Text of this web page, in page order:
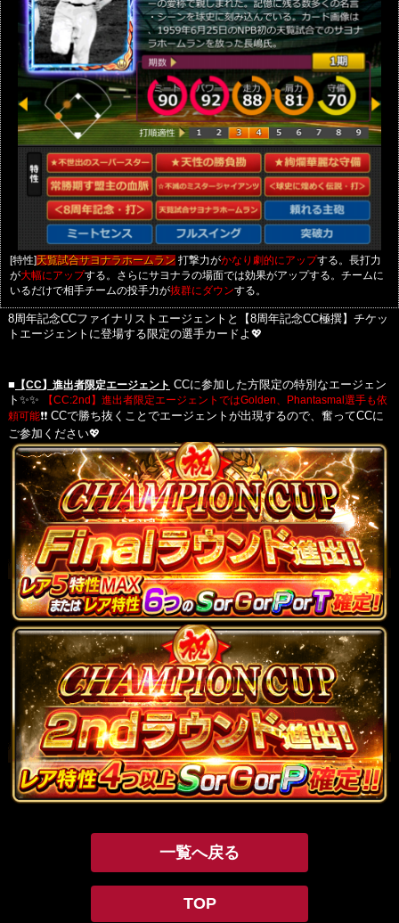
[特性]天覧試合サヨナラホームラン 打撃力がかなり劇的にアップする。長打力
が大幅にアップする。さらにサヨナラの場面では効果がアップする。チームに
いるだけで相手チームの投手力が抜群にダウンする。
8周年記念CCファイナリストエージェントと【8周年記念CC極撰】チケッ
トエージェントに登場する限定の選手カードよ💖
■ 【CC】進出者限定エージェント CCに参加した方限定の特別なエージェン
ト✨✨
【CC:2nd】進出者限定エージェントではGolden、Phantasmal選手も依
頼可能❗❗CCで勝ち抜くことでエージェントが出現するので、奮ってCCに
ご参加ください💖
一覧へ戻る
TOP